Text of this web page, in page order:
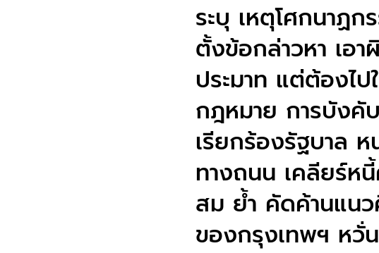
ระบุ เหตุโศกนาฏ
ตั้งข้อกล่าวหา เอ
ประมาท แต่ต้องไ
กฎหมาย การบังคั
เรียกร้องรัฐบาล
ทางถนน เคลียร์ห
สม ย้ำ คัดค้านแนว
ของกรุงเทพฯ หวั่